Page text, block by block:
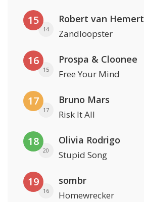
15
14
Robert van Hemert
Zandloopster
16
15
Prospa & Cloonee
Free Your Mind
17
17
Bruno Mars
Risk It All
18
20
Olivia Rodrigo
Stupid Song
19
16
sombr
Homewrecker